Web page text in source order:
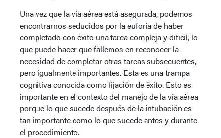
Una vez que la vía aérea está asegurada, podemos
encontrarnos seducidos por la euforia de haber
completado con éxito una tarea compleja y difícil, lo
que puede hacer que fallemos en reconocer la
necesidad de completar otras tareas subsecuentes,
pero igualmente importantes. Esta es una trampa
cognitiva conocida como fijación de éxito. Esto es
importante en el contexto del manejo de la vía aérea
porque lo que sucede después de la intubación es
tan importante como lo que sucede antes y durante
el procedimiento.